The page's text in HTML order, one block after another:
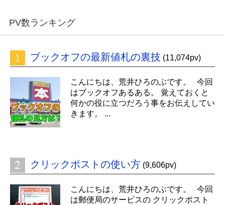
PV数ランキング
ブックオフの最新値札の裏技 (11,074pv)
こんにちは、荒井ひろのぶです。 今回
はブックオフあるある。 覚えておくと
何かの役に立つだろう事をお伝えしてい
きます。 ...
クリックポストの使い方 (9,606pv)
こんにちは、荒井ひろのぶです。 今回
は郵便局のサービスの クリックポスト